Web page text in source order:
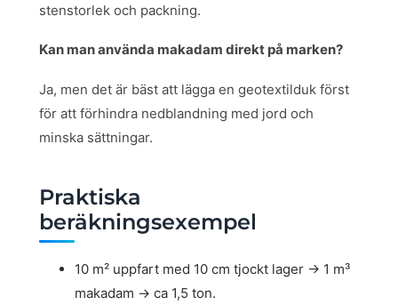
stenstorlek och packning.
Kan man använda makadam direkt på marken?
Ja, men det är bäst att lägga en geotextilduk först
för att förhindra nedblandning med jord och
minska sättningar.
Praktiska
beräkningsexempel
10 m² uppfart med 10 cm tjockt lager → 1 m³
makadam → ca 1,5 ton.